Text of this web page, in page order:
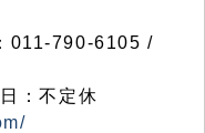
011-790-6105 /
：不定休